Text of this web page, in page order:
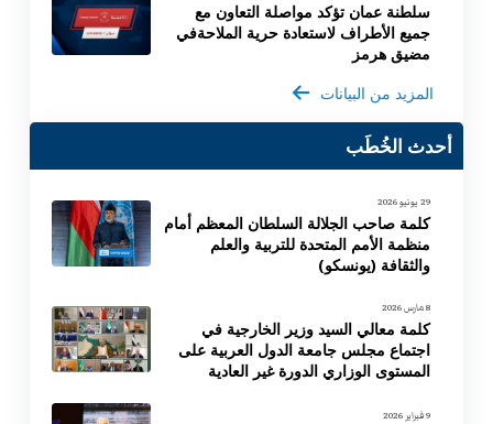
سلطنة عمان تؤكد مواصلة التعاون مع
جميع الأطراف لاستعادة حرية الملاحةفي
مضيق هرمز
المزيد من البيانات
أحدث الخُطَب
29 يونيو 2026
كلمة صاحب الجلالة السلطان المعظم أمام
منظمة الأمم المتحدة للتربية والعلم
والثقافة (يونسكو)
8 مارس 2026
كلمة معالي السيد وزير الخارجية في
اجتماع مجلس جامعة الدول العربية على
المستوى الوزاري الدورة غير العادية
9 فبراير 2026